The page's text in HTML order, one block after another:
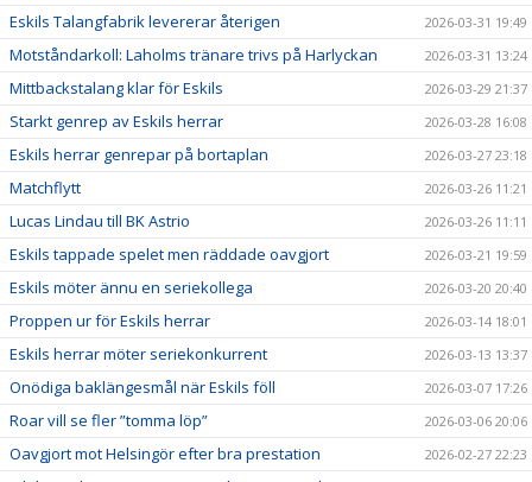
Eskils Talangfabrik levererar återigen 2026-03-31 19:49
Motståndarkoll: Laholms tränare trivs på Harlyckan 2026-03-31 13:24
Mittbackstalang klar för Eskils 2026-03-29 21:37
Starkt genrep av Eskils herrar 2026-03-28 16:08
Eskils herrar genrepar på bortaplan 2026-03-27 23:18
Matchflytt 2026-03-26 11:21
Lucas Lindau till BK Astrio 2026-03-26 11:11
Eskils tappade spelet men räddade oavgjort 2026-03-21 19:59
Eskils möter ännu en seriekollega 2026-03-20 20:40
Proppen ur för Eskils herrar 2026-03-14 18:01
Eskils herrar möter seriekonkurrent 2026-03-13 13:37
Onödiga baklängesmål när Eskils föll 2026-03-07 17:26
Roar vill se fler ”tomma löp” 2026-03-06 20:06
Oavgjort mot Helsingör efter bra prestation 2026-02-27 22:23